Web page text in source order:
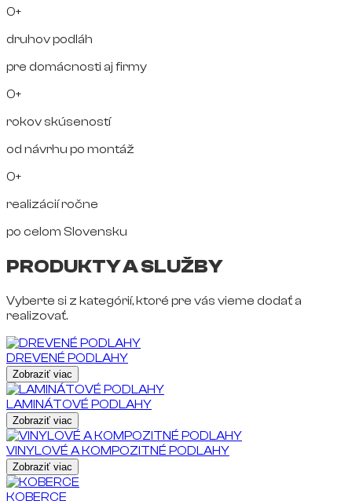
0+
druhov podláh
pre domácnosti aj firmy
0+
rokov skúseností
od návrhu po montáž
0+
realizácií ročne
po celom Slovensku
PRODUKTY A SLUŽBY
Vyberte si z kategórií, ktoré pre vás vieme dodať a
realizovať.
DREVENÉ PODLAHY
Zobraziť viac
LAMINÁTOVÉ PODLAHY
Zobraziť viac
VINYLOVÉ A KOMPOZITNÉ PODLAHY
Zobraziť viac
KOBERCE